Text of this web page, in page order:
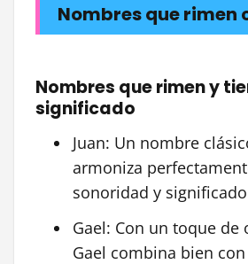
Nombres que rimen
Nombres que rimen y
significado
Juan: Un nombre
armoniza
sonoridad y
Gael: Con un toque de
Gael combina bien